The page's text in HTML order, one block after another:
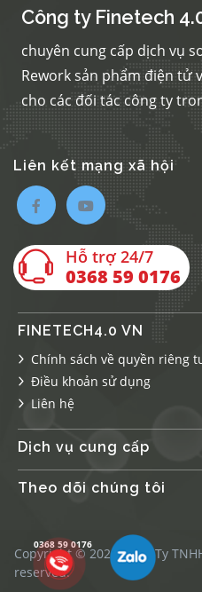
Công ty Finetech
chuyên cung cấp dịch vụ
Rework sản phẩm điện tử
cho các đối tác công ty
Liên kết mạng xã hội
Hỗ trợ 24/7
0368 59 0176
FINETECH4.0 VN
Chính sách về quyền riêng
Điều khoản sử dụng
Liên hệ
Dịch vụ cung cấp
Theo dõi chúng tôi
Copyright © 2026 Công Ty
reserved.
0368 59 0176